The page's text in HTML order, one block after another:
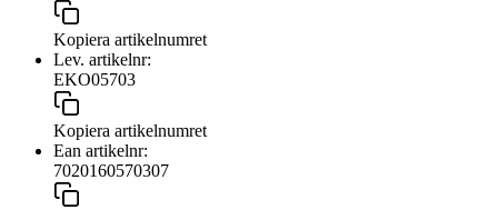
Kopiera artikelnumret
Lev. artikelnr:
EKO05703
Kopiera artikelnumret
Ean artikelnr:
7020160570307